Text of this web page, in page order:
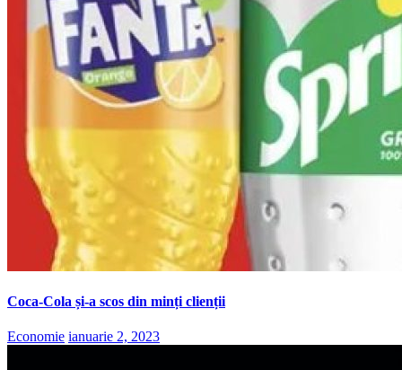
Coca-Cola și-a scos din minți clienții
Economie ianuarie 2, 2023